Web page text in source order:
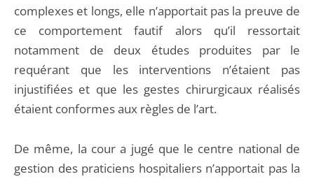
complexes et longs, elle n’apportait pas la preuve de
ce comportement fautif alors qu’il ressortait
notamment de deux études produites par le
requérant que les interventions n’étaient pas
injustifiées et que les gestes chirurgicaux réalisés
étaient conformes aux règles de l’art.
De même, la cour a jugé que le centre national de
gestion des praticiens hospitaliers n’apportait pas la